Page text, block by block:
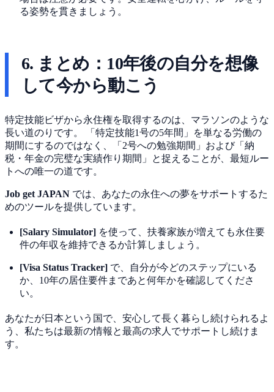
る姿勢を貫きましょう。
6. まとめ：10年後の自分を想像
して今から動こう
特定技能ビザから永住権を取得するのは、マラソンのような
長い道のりです。 「特定技能1号の5年間」を単なる労働の
期間にするのではなく、「2号への勉強期間」および「納
税・年金の完璧な実績作り期間」と捉えることが、最短ルー
トへの唯一の道です。
Job get JAPAN では、あなたの永住への夢をサポートするた
めのツールを提供しています。
[Salary Simulator] を使って、扶養家族が増えても永住要
件の年収を維持できるか計算しましょう。
[Visa Status Tracker] で、自分が今どのステップにいる
か、10年の居住要件まであと何年かを確認してくださ
い。
あなたが日本という国で、安心して長く暮らし続けられるよ
う、私たちは最新の情報と最高の求人でサポートし続けま
す。